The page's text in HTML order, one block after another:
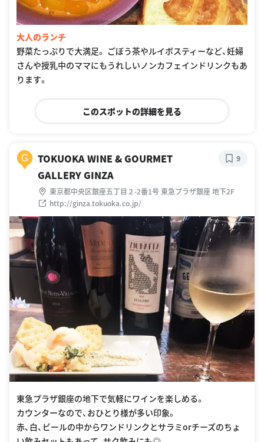
大人のランチ
野菜たっぷりで大満足。 ごぼう茶やルイボスティーなど、妊婦
さんや授乳中のママにもうれしいノンカフェインドリンクもあ
ります。
このスポットの詳細を見る
G
TOKUOKA WINE & GOURMET
GALLERY GINZA
東京都中央区銀座五丁目２-2番1号 東急プラザ銀座 地下2F
http://ginza.tokuoka.co.jp/
9
東急プラザ銀座の地下で気軽にワインを楽しめる。
カウンターなので、おひとり様が多い印象。
赤、白、ビールの中からワンドリンクとサラミorチーズのちょ